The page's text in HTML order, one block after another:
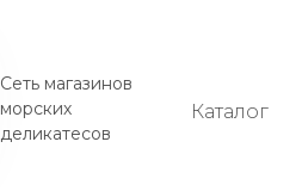
Сеть магазинов
морских
деликатесов
Каталог